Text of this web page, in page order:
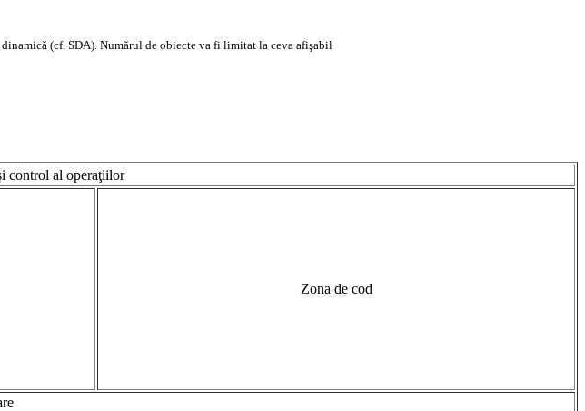
(cf. SDA). Numărul de obiecte va fi limitat la ceva afişabil
control al operaţiilor
Zona de cod